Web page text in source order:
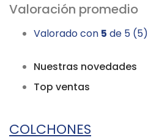
Valoración promedio
Valorado con 5 de 5 (5)
Nuestras novedades
Top ventas
COLCHONES